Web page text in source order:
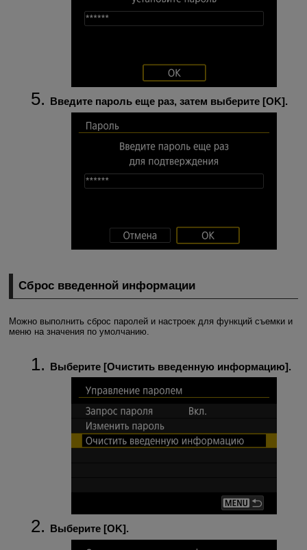
Введите пароль еще раз, затем выберите [OK].
Сброс введенной информации
Можно выполнить сброс паролей и настроек для функций съемки и
меню на значения по умолчанию.
Выберите [Очистить введенную информацию].
Выберите [OK].